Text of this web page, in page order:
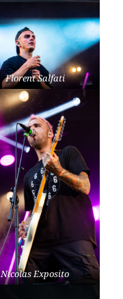
Florent Salfati
Nicolas Exposito